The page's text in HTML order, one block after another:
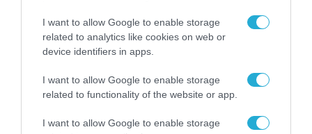
I want to allow Google to enable storage
related to analytics like cookies on web or
device identifiers in apps.
I want to allow Google to enable storage
related to functionality of the website or app.
I want to allow Google to enable storage
ΠΟΛΙΤΙΚΗ